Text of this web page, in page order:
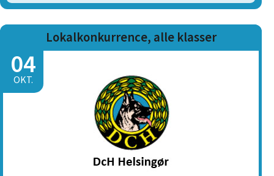
Lokalkonkurrence, alle klasser
04
OKT.